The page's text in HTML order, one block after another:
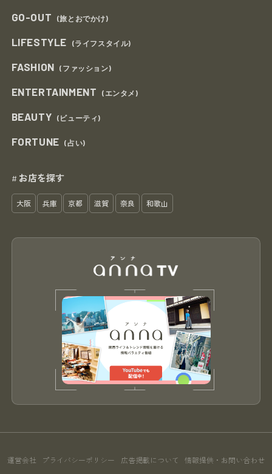
GO-OUT (旅とおでかけ)
LIFESTYLE (ライフスタイル)
FASHION (ファッション)
ENTERTAINMENT (エンタメ)
BEAUTY (ビューティ)
FORTUNE (占い)
# お店を探す
大阪 兵庫 京都 滋賀 奈良 和歌山
運営会社 プライバシーポリシー 広告掲載について 情報提供・お問い合わせ